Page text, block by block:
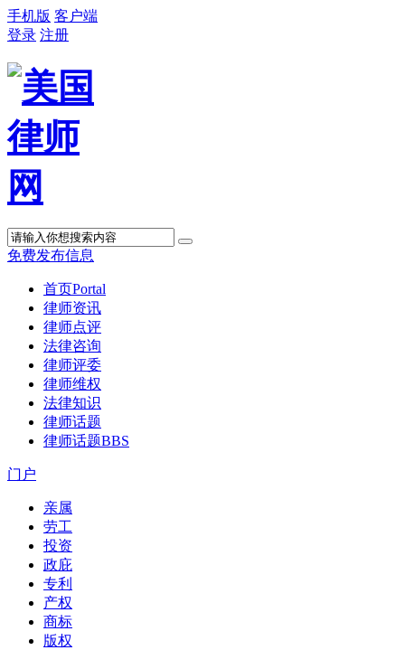
手机版 客户端
登录 注册
免费发布信息
首页Portal
律师资讯
律师点评
法律咨询
律师评委
律师维权
法律知识
律师话题
律师话题BBS
门户
亲属
劳工
投资
政庇
专利
产权
商标
版权